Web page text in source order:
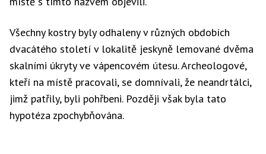
Všechny kostry byly odhaleny v různých obdobích
dvacátého století v lokalitě jeskyně lemované dvěma
skalními úkryty ve vápencovém útesu. Archeologové,
kteří na místě pracovali, se domnívali, že neandrtálci,
jimž patřily, byli pohřbeni. Později však byla tato
hypotéza zpochybňována.